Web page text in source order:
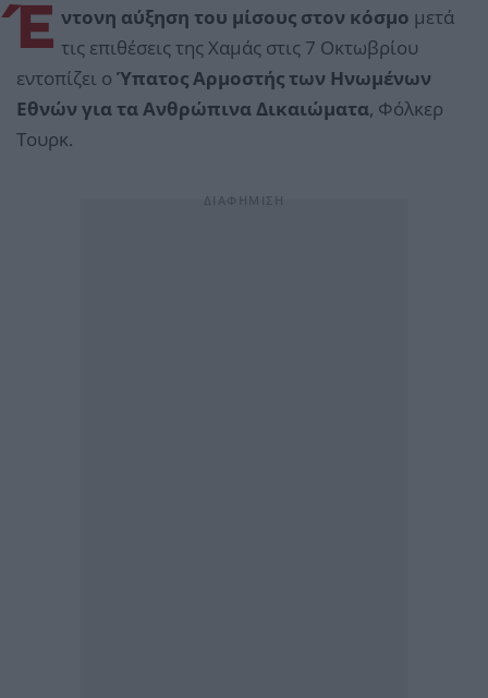
Έ ντονη αύξηση του μίσους στον κόσμο μετά
τις επιθέσεις της Χαμάς στις 7 Οκτωβρίου
εντοπίζει ο Ύπατος Αρμοστής των Ηνωμένων
Εθνών για τα Ανθρώπινα Δικαιώματα, Φόλκερ
Τουρκ.